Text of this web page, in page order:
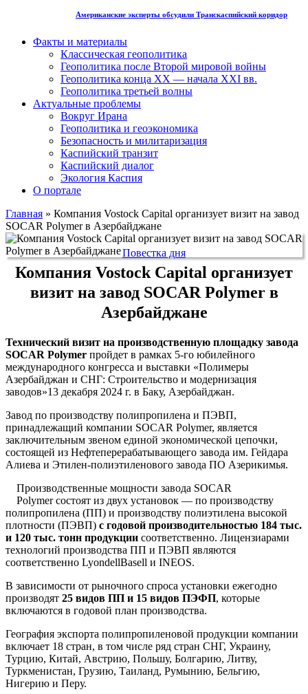
Американские эксперты обсудили Транскаспийский коридор
Факты и материалы
Классическая геополитика
Геополитика после Второй мировой войны
Геополитика конца XX — начала XXI вв.
Геополитика третьей волны
Актуальные проблемы
Вокруг Ирана
Геополитика и геоэкономика
Безопасность и милитаризация
Каспийский транзит
Каспийский диалог
Экология Каспия
О портале
Главная » Компания Vostock Capital организует визит на завод
SOCAR Polymer в Азербайджане
Повестка дня
Компания Vostock Capital организует
визит на завод SOCAR Polymer в
Азербайджане
Технический визит на производственную площадку завода
SOCAR Polymer пройдет в рамках 5-го юбилейного
международного конгресса и выставки «Полимеры
Азербайджан и СНГ: Строительство и модернизация
заводов»13 декабря 2024 г. в Баку, Азербайджан.
Завод по производству полипропилена и ПЭВП,
принадлежащий компании SOCAR Polymer, является
заключительным звеном единой экономической цепочки,
состоящей из Нефтеперерабатывающего завода им. Гейдара
Алиева и Этилен-полиэтиленового завода ПО Азерикимья.
Производственные мощности завода SOCAR
Polymer состоят из двух установок — по производству
полипропилена (ПП) и производству полиэтилена высокой
плотности (ПЭВП) с годовой производительностью 184 тыс.
и 120 тыс. тонн продукции соответственно. Лицензиарами
технологий производства ПП и ПЭВП являются
соответственно LyondellBasell и INEOS.
В зависимости от рыночного спроса установки ежегодно
производят 25 видов ПП и 15 видов ПЭФП, которые
включаются в годовой план производства.
География экспорта полипропиленовой продукции компании
включает 18 стран, в том числе ряд стран СНГ, Украину,
Турцию, Китай, Австрию, Польшу, Болгарию, Литву,
Туркменистан, Грузию, Таиланд, Румынию, Бельгию,
Нигерию и Перу.